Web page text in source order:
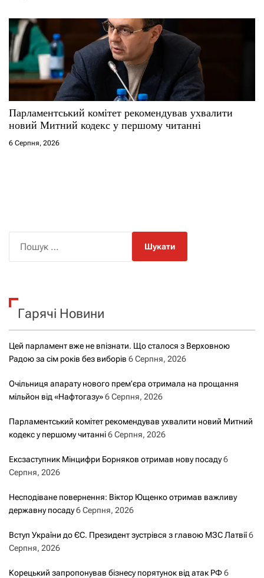
Парламентський комітет рекомендував ухвалити
новий Митний кодекс у першому читанні
6 Серпня, 2026
к
Гарячі Новини
Цей парламент вже не впізнати. Що сталося з Верховною
Радою за сім років без виборів 6 Серпня, 2026
Очільниця апарату нового прем’єра отримала на прощання
мільйон від «Нафтогазу»6 Серпня, 2026
Парламентський комітет рекомендував ухвалити новий Митний
кодекс у першому читанні6 Серпня, 2026
Ексзаступник Мінцифри Борняков отримав нову посаду6
Серпня, 2026
Несподіване повернення: Віктор Ющенко отримав важливу
державну посаду6 Серпня, 2026
Вступ України до ЄС. Президент зустрівся з главою МЗС Латвії6
Серпня, 2026
Корецький запропонував бізнесу порятунок від атак РФ6